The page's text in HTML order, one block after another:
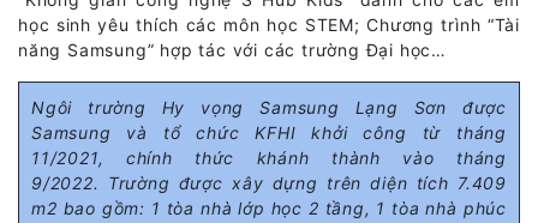
học sinh yêu thích các môn học STEM; Chương trình “Tài
năng Samsung” hợp tác với các trường Đại học…
Ngôi trường Hy vọng Samsung Lạng Sơn được
Samsung và tổ chức KFHI khởi công từ tháng
11/2021, chính thức khánh thành vào tháng
9/2022. Trường được xây dựng trên diện tích 7.409
m2 bao gồm: 1 tòa nhà lớp học 2 tầng, 1 tòa nhà phúc